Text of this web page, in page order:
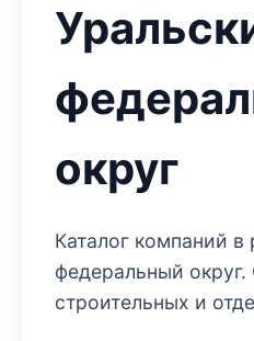
округ
Каталог компаний в
федеральный
строительных и